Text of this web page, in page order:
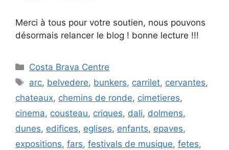
Merci à tous pour votre soutien, nous pouvons
désormais relancer le blog ! bonne lecture !!!
Catégories
Costa Brava Centre
Étiquettes
arc, belvedere, bunkers, carrilet, cervantes,
chateaux, chemins de ronde, cimetieres,
cinema, cousteau, criques, dali, dolmens,
dunes, edifices, eglises, enfants, epaves,
expositions, fars, festivals de musique, fetes,